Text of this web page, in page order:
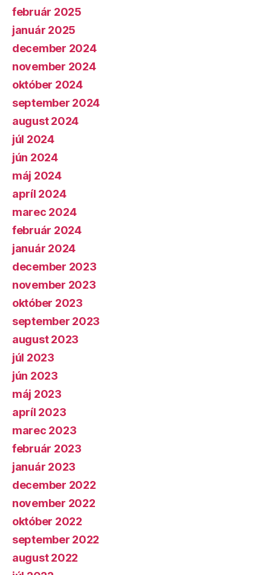
február 2025
január 2025
december 2024
november 2024
október 2024
september 2024
august 2024
júl 2024
jún 2024
máj 2024
apríl 2024
marec 2024
február 2024
január 2024
december 2023
november 2023
október 2023
september 2023
august 2023
júl 2023
jún 2023
máj 2023
apríl 2023
marec 2023
február 2023
január 2023
december 2022
november 2022
október 2022
september 2022
august 2022